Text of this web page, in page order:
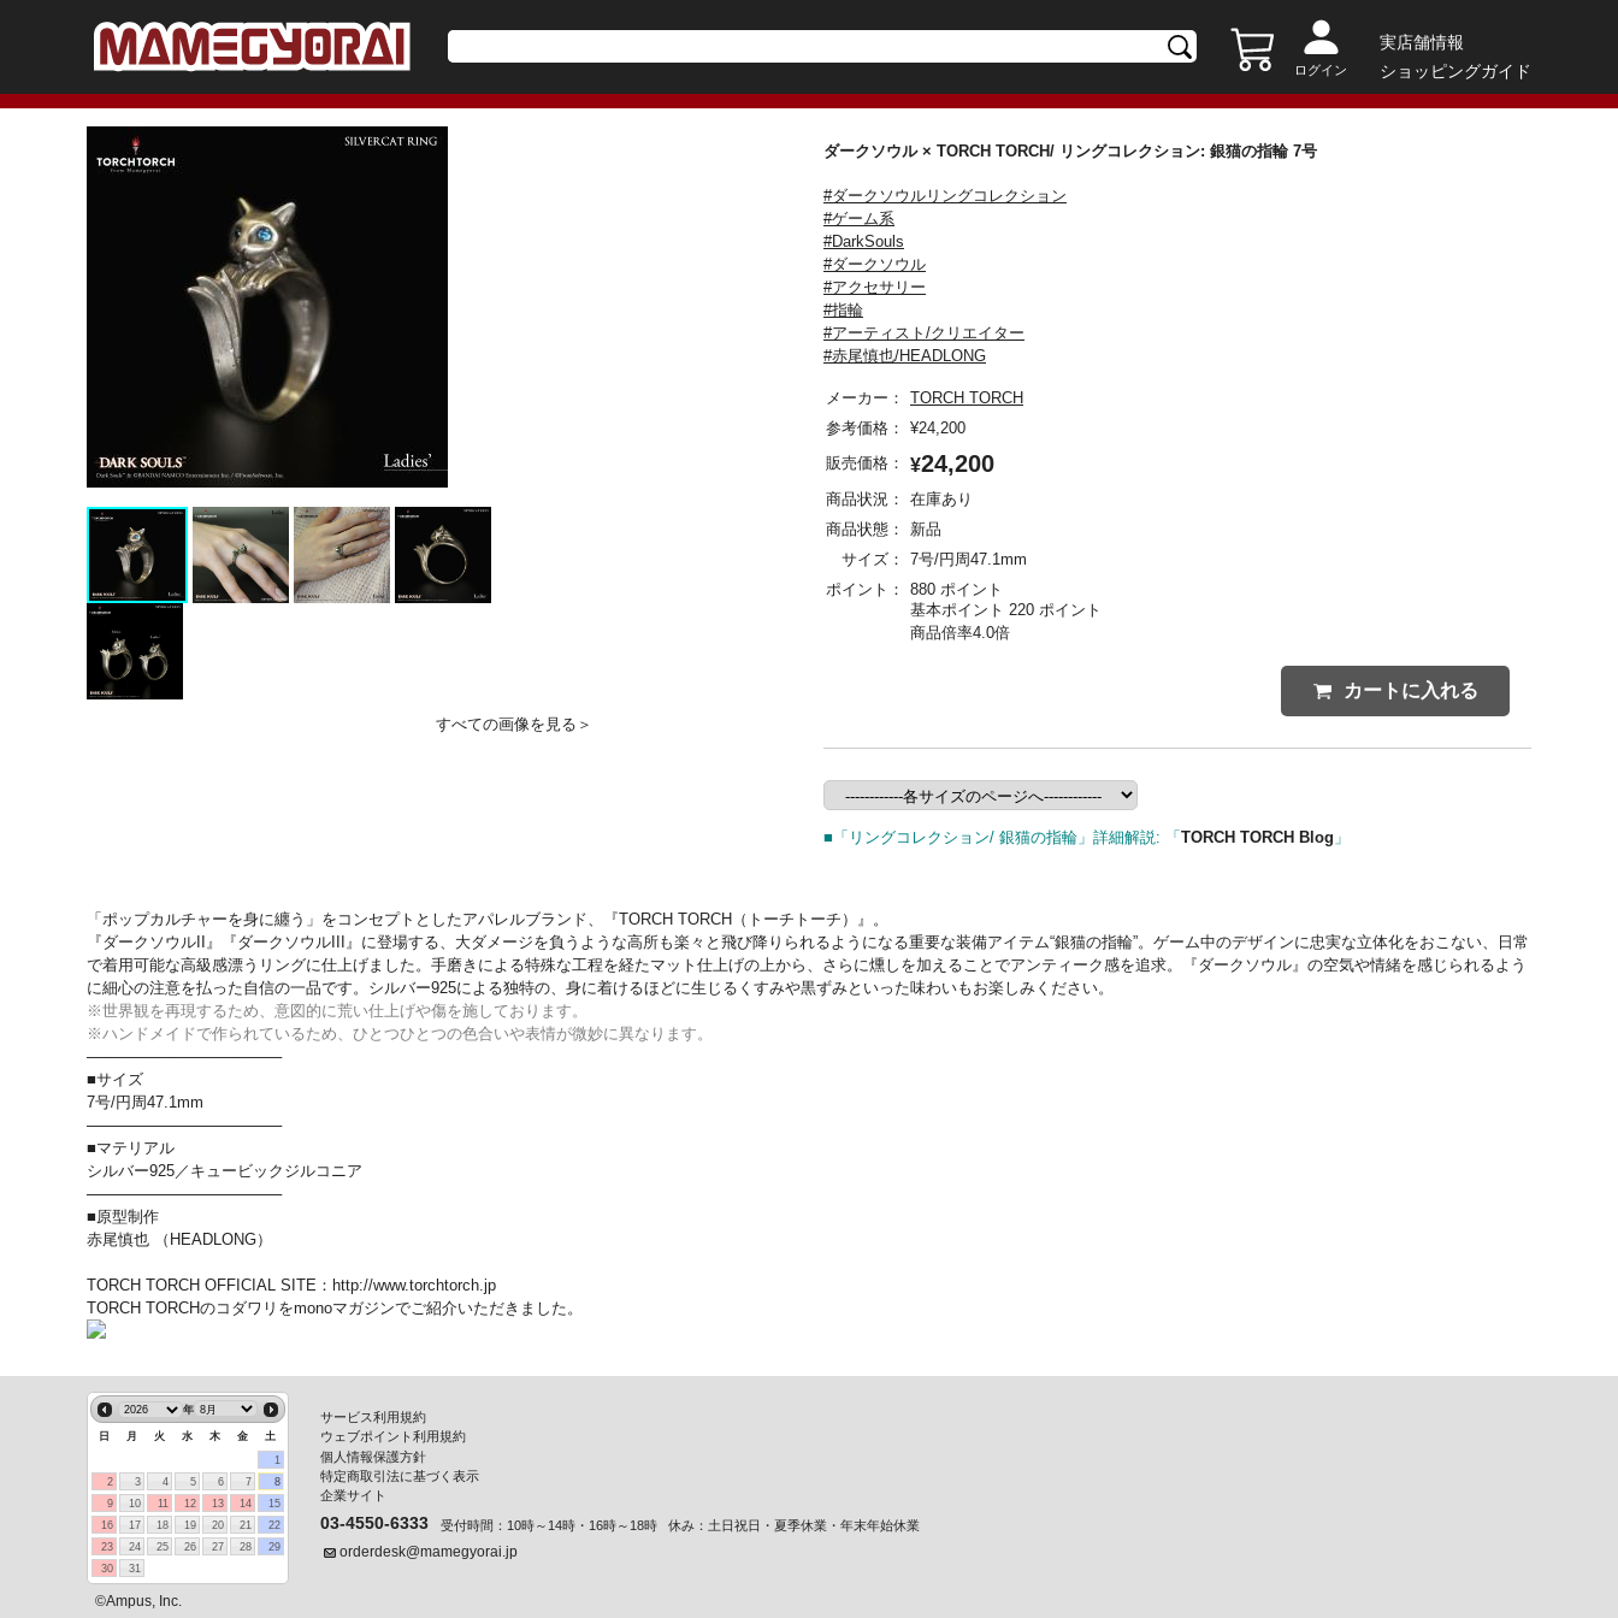
ログイン
実店舗情報
ショッピングガイド
すべての画像を見る＞
ダークソウル × TORCH TORCH/ リングコレクション: 銀猫の指輪 7号
#ダークソウルリングコレクション
#ゲーム系
#DarkSouls
#ダークソウル
#アクセサリー
#指輪
#アーティスト/クリエイター
#赤尾慎也/HEADLONG
メーカー：
TORCH TORCH
参考価格：
¥24,200
販売価格：
¥24,200
商品状況：
在庫あり
商品状態：
新品
サイズ：
7号/円周47.1mm
ポイント：
880 ポイント
基本ポイント 220 ポイント
商品倍率4.0倍
カートに入れる
■「リングコレクション/ 銀猫の指輪」詳細解説: 「 TORCH TORCH Blog 」
「ポップカルチャーを身に纏う」をコンセプトとしたアパレルブランド、『TORCH TORCH（トーチトーチ）』。
『ダークソウルII』『ダークソウルIII』に登場する、大ダメージを負うような高所も楽々と飛び降りられるようになる重要な装備アイテム“銀猫の指輪”。ゲーム中のデザインに忠実な立体化をおこない、日常
で着用可能な高級感漂うリングに仕上げました。手磨きによる特殊な工程を経たマット仕上げの上から、さらに燻しを加えることでアンティーク感を追求。『ダークソウル』の空気や情緒を感じられるよう
に細心の注意を払った自信の一品です。シルバー925による独特の、身に着けるほどに生じるくすみや黒ずみといった味わいもお楽しみください。
※世界観を再現するため、意図的に荒い仕上げや傷を施しております。
※ハンドメイドで作られているため、ひとつひとつの色合いや表情が微妙に異なります。
──────────────────
■サイズ
7号/円周47.1mm
──────────────────
■マテリアル
シルバー925／キュービックジルコニア
──────────────────
■原型制作
赤尾慎也 （HEADLONG）
TORCH TORCH OFFICIAL SITE ： http://www.torchtorch.jp
TORCH TORCHのコダワリをmonoマガジンでご紹介いただきました。
年
日 月 火 水 木 金
土
1
2
3 4 5 6 7
8
9
10 11 12 13 14
15
16
17 18 19 20 21
22
23
24 25 26 27 28
29
30
31
サービス利用規約
ウェブポイント利用規約
個人情報保護方針
特定商取引法に基づく表示
企業サイト
03-4550-6333 受付時間：10時～14時・16時～18時 休み：土日祝日・夏季休業・年末年始休業
orderdesk@mamegyorai.jp
©Ampus, Inc.